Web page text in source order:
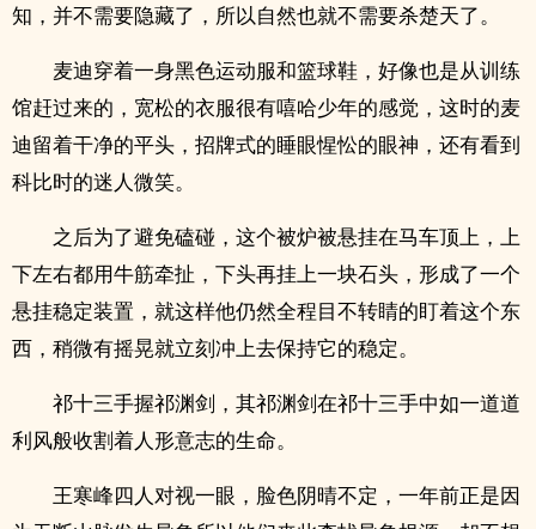
知，并不需要隐藏了，所以自然也就不需要杀楚天了。
麦迪穿着一身黑色运动服和篮球鞋，好像也是从训练
馆赶过来的，宽松的衣服很有嘻哈少年的感觉，这时的麦
迪留着干净的平头，招牌式的睡眼惺忪的眼神，还有看到
科比时的迷人微笑。
之后为了避免磕碰，这个被炉被悬挂在马车顶上，上
下左右都用牛筋牵扯，下头再挂上一块石头，形成了一个
悬挂稳定装置，就这样他仍然全程目不转睛的盯着这个东
西，稍微有摇晃就立刻冲上去保持它的稳定。
祁十三手握祁渊剑，其祁渊剑在祁十三手中如一道道
利风般收割着人形意志的生命。
王寒峰四人对视一眼，脸色阴晴不定，一年前正是因